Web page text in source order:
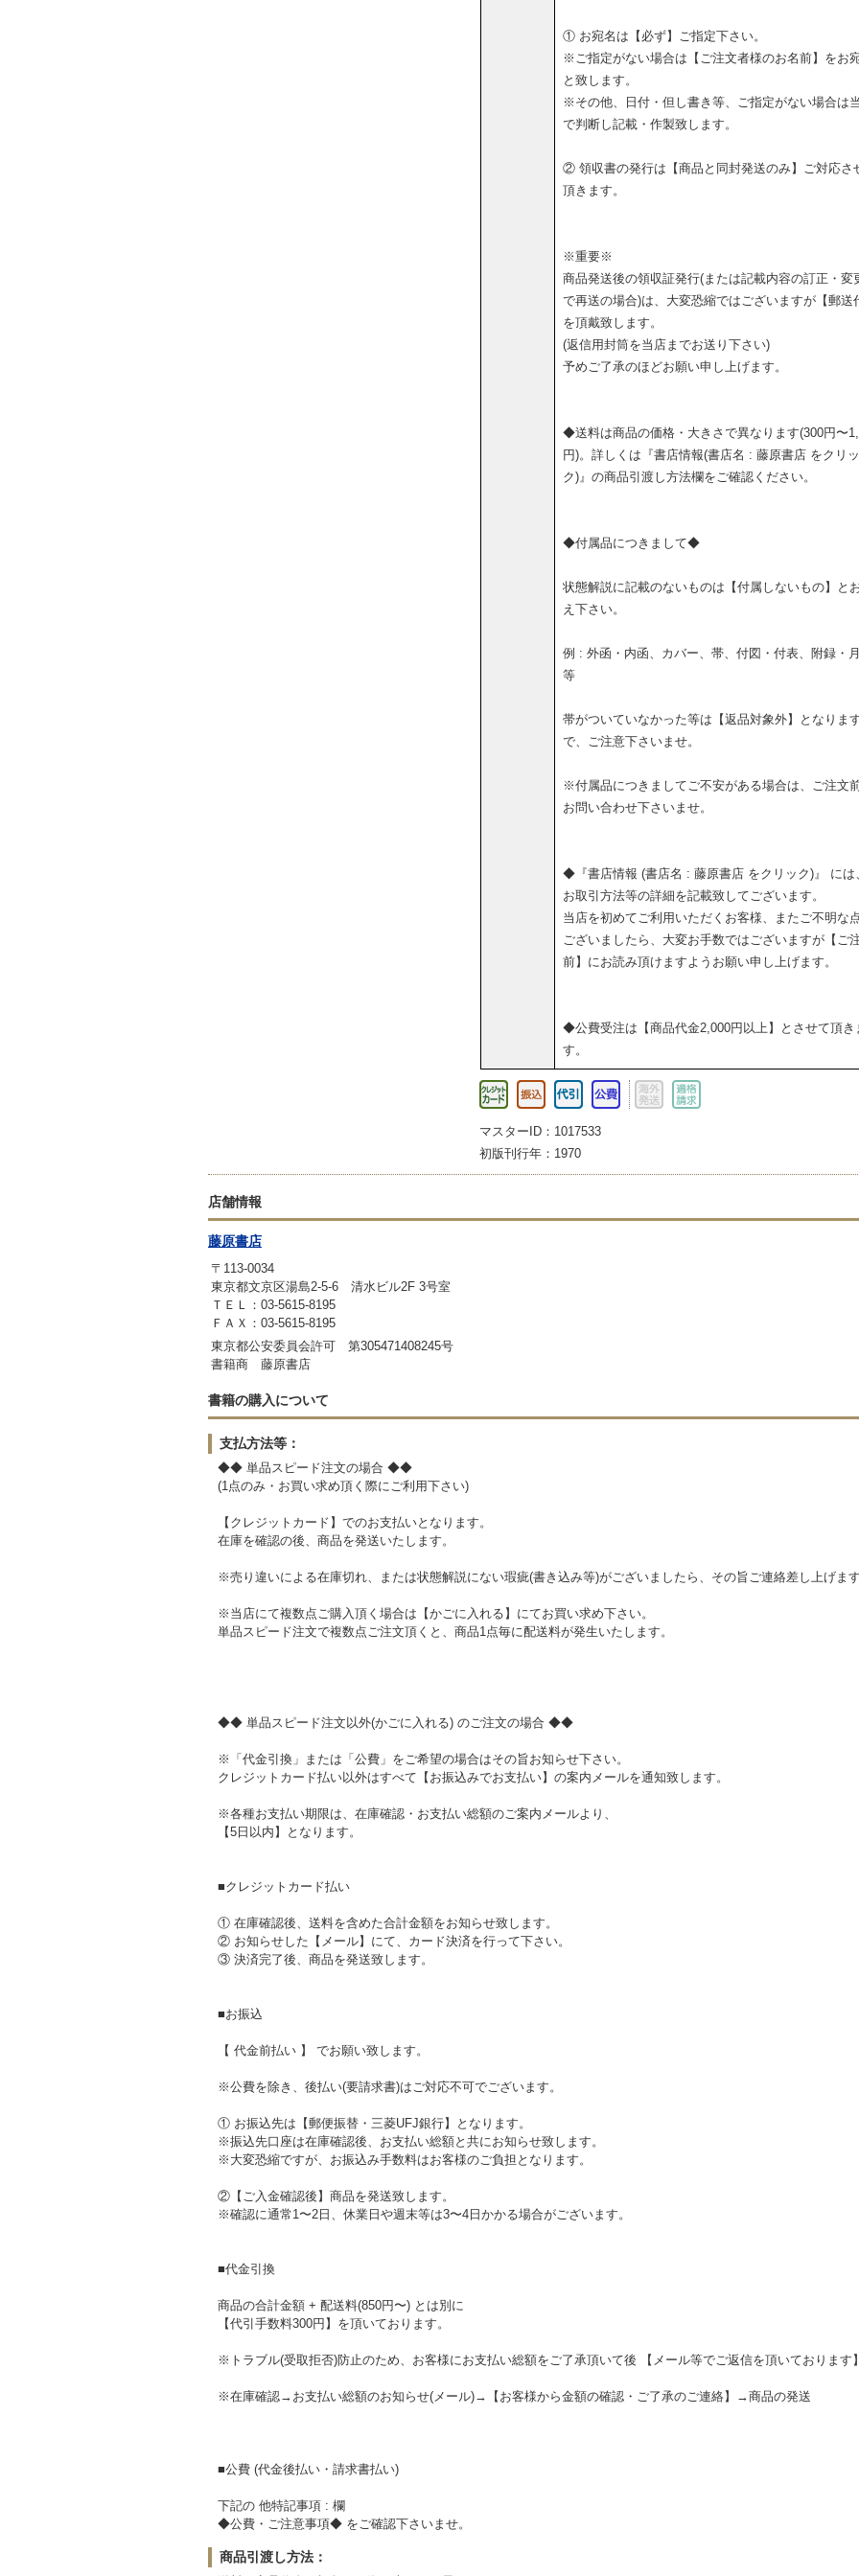
① お宛名は【必ず】ご指定下さい。
※ご指定がない場合は【ご注文者様のお名前】をお
と致します。
※その他、日付・但し書き等、ご指定がない場合は
で判断し記載・作製致します。
② 領収書の発行は【商品と同封発送のみ】ご対応さ
頂きます。
※重要※
商品発送後の領収証発行(または記載内容の訂正・変
で再送の場合)は、大変恐縮ではございますが【郵送
を頂戴致します。
(返信用封筒を当店までお送り下さい)
予めご了承のほどお願い申し上げます。
◆送料は商品の価格・大きさで異なります(300円〜
円)。詳しくは『書店情報(書店名 : 藤原書店 をクリッ
ク)』の商品引渡し方法欄をご確認ください。
◆付属品につきまして◆
状態解説に記載のないものは【付属しないもの】と
え下さい。
例 : 外函・内函、カバー、帯、付図・付表、附録・
等
帯がついていなかった等は【返品対象外】となりま
で、ご注意下さいませ。
※付属品につきましてご不安がある場合は、ご注文
お問い合わせ下さいませ。
◆『書店情報 (書店名 : 藤原書店 をクリック)』 には
お取引方法等の詳細を記載致してございます。
当店を初めてご利用いただくお客様、またご不明な
ございましたら、大変お手数ではございますが【ご
前】にお読み頂けますようお願い申し上げます。
◆公費受注は【商品代金2,000円以上】とさせて頂き
す。
マスターID：1017533
初版刊行年：1970
店舗情報
藤原書店
〒113-0034
東京都文京区湯島2-5-6 清水ビル2F 3号室
ＴＥＬ：03-5615-8195
ＦＡＸ：03-5615-8195
東京都公安委員会許可 第305471408245号
書籍商 藤原書店
書籍の購入について
支払方法等：
◆◆ 単品スピード注文の場合 ◆◆
(1点のみ・お買い求め頂く際にご利用下さい)
【クレジットカード】でのお支払いとなります。
在庫を確認の後、商品を発送いたします。
※売り違いによる在庫切れ、または状態解説にない瑕疵(書き込み等)がございましたら、その旨ご連絡差し上げます
※当店にて複数点ご購入頂く場合は【かごに入れる】にてお買い求め下さい。
単品スピード注文で複数点ご注文頂くと、商品1点毎に配送料が発生いたします。
◆◆ 単品スピード注文以外(かごに入れる) のご注文の場合 ◆◆
※「代金引換」または「公費」をご希望の場合はその旨お知らせ下さい。
クレジットカード払い以外はすべて【お振込みでお支払い】の案内メールを通知致します。
※各種お支払い期限は、在庫確認・お支払い総額のご案内メールより、
【5日以内】となります。
■クレジットカード払い
① 在庫確認後、送料を含めた合計金額をお知らせ致します。
② お知らせした【メール】にて、カード決済を行って下さい。
③ 決済完了後、商品を発送致します。
■お振込
【 代金前払い 】 でお願い致します。
※公費を除き、後払い(要請求書)はご対応不可でございます。
① お振込先は【郵便振替・三菱UFJ銀行】となります。
※振込先口座は在庫確認後、お支払い総額と共にお知らせ致します。
※大変恐縮ですが、お振込み手数料はお客様のご負担となります。
②【ご入金確認後】商品を発送致します。
※確認に通常1〜2日、休業日や週末等は3〜4日かかる場合がございます。
■代金引換
商品の合計金額 + 配送料(850円〜) とは別に
【代引手数料300円】を頂いております。
※トラブル(受取拒否)防止のため、お客様にお支払い総額をご了承頂いて後 【メール等でご返信を頂いております
※在庫確認→お支払い総額のお知らせ(メール)→【お客様から金額の確認・ご了承のご連絡】→商品の発送
■公費 (代金後払い・請求書払い)
下記の 他特記事項 : 欄
◆公費・ご注意事項◆ をご確認下さいませ。
商品引渡し方法：